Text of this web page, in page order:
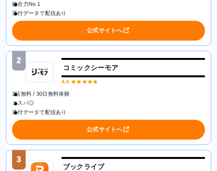
総合力No.1
添付データで配信あり
公式サイトへ
2
コミックシーモア
4.6★★★★★
2話無料 / 30日無料体験
コスパ◎
添付データで配信あり
公式サイトへ
3
ブックライブ